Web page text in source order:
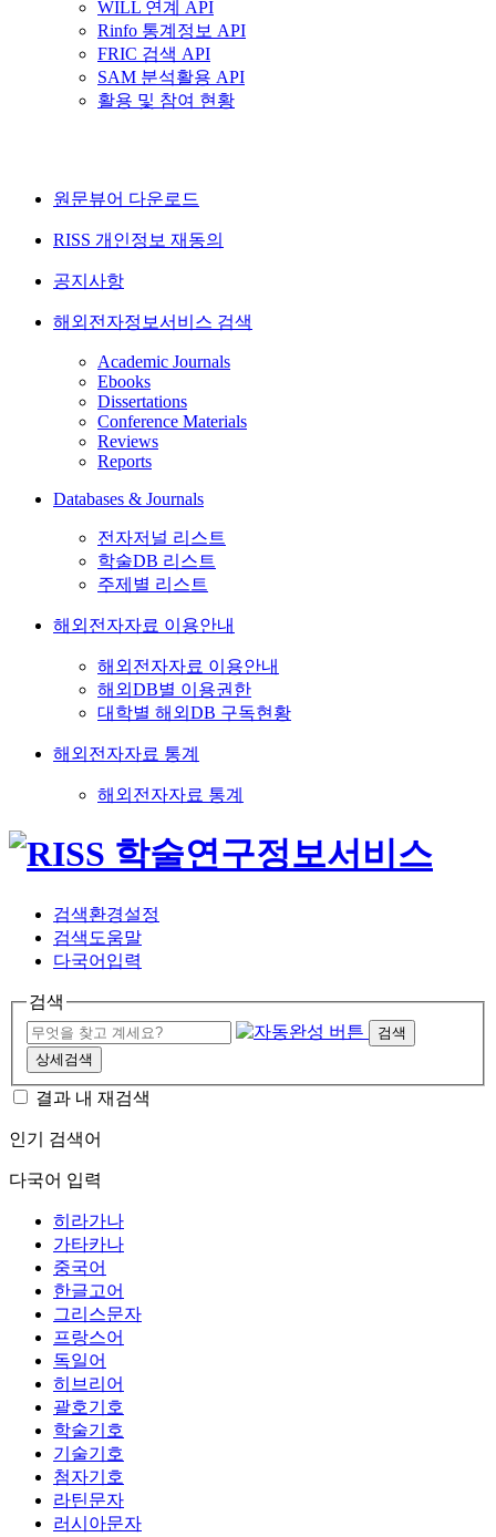
WILL 연계 API
Rinfo 통계정보 API
FRIC 검색 API
SAM 분석활용 API
활용 및 참여 현황
원문뷰어 다운로드
RISS 개인정보 재동의
공지사항
해외전자정보서비스 검색
Academic Journals
Ebooks
Dissertations
Conference Materials
Reviews
Reports
Databases & Journals
전자저널 리스트
학술DB 리스트
주제별 리스트
해외전자자료 이용안내
해외전자자료 이용안내
해외DB별 이용권한
대학별 해외DB 구독현황
해외전자자료 통계
해외전자자료 통계
검색환경설정
검색도움말
다국어입력
검색
검색
상세검색
결과 내 재검색
인기 검색어
다국어 입력
히라가나
가타카나
중국어
한글고어
그리스문자
프랑스어
독일어
히브리어
괄호기호
학술기호
기술기호
첨자기호
라틴문자
러시아문자